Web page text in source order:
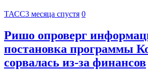
ТАСС3 месяца спустя 0
Ришо опроверг
постановка программы
сорвалась из-за финансов